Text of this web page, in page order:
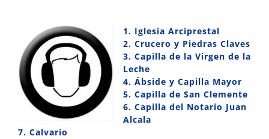
1. Iglesia Arciprestal
2. Crucero y Piedras Claves
3. Capilla de la Virgen de la
Leche
4. Ábside y Capilla Mayor
5. Capilla de San Clemente
6. Capilla del Notario Juan
Alcala
7. Calvario